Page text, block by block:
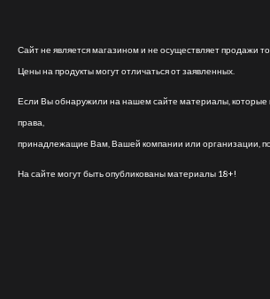
Сайт не является магазином и не осуществляет продажи
Цены на продукты могут отличаться от заявленных.
Если Вы обнаружили на нашем сайте материалы, которые
права,
принадлежащие Вам, Вашей компании или организации,
На сайте могут быть опубликованы материалы 18+!